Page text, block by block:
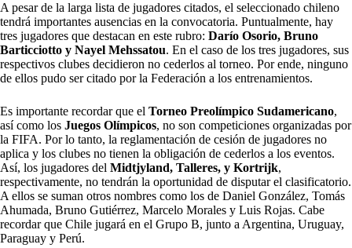
A pesar de la larga lista de jugadores citados, el seleccionado chileno
tendrá importantes ausencias en la convocatoria. Puntualmente, hay
tres jugadores que destacan en este rubro: Darío Osorio, Bruno
Barticciotto y Nayel Mehssatou. En el caso de los tres jugadores, sus
respectivos clubes decidieron no cederlos al torneo. Por ende, ninguno
de ellos pudo ser citado por la Federación a los entrenamientos.
Es importante recordar que el Torneo Preolímpico Sudamericano,
así como los Juegos Olímpicos, no son competiciones organizadas por
la FIFA. Por lo tanto, la reglamentación de cesión de jugadores no
aplica y los clubes no tienen la obligación de cederlos a los eventos.
Así, los jugadores del Midtjyland, Talleres, y Kortrijk,
respectivamente, no tendrán la oportunidad de disputar el clasificatorio.
A ellos se suman otros nombres como los de Daniel González, Tomás
Ahumada, Bruno Gutiérrez, Marcelo Morales y Luis Rojas. Cabe
recordar que Chile jugará en el Grupo B, junto a Argentina, Uruguay,
Paraguay y Perú.